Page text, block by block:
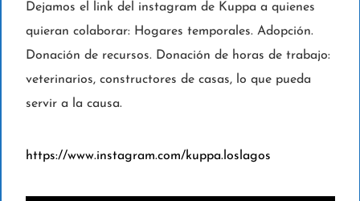
Dejamos el link del instagram de Kuppa a quienes
quieran colaborar: Hogares temporales. Adopción.
Donación de recursos. Donación de horas de trabajo:
veterinarios, constructores de casas, lo que pueda
servir a la causa.
https://www.instagram.com/kuppa.loslagos